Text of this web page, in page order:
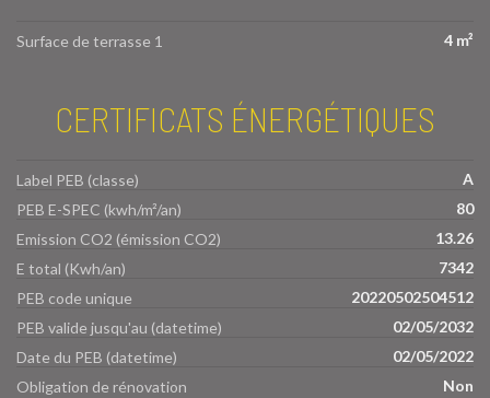
Surface de terrasse 1 4 m²
CERTIFICATS ÉNERGÉTIQUES
Label PEB (classe)
A
PEB E-SPEC (kwh/m²/an)
80
Emission CO2 (émission CO2)
13.26
E total (Kwh/an)
7342
PEB code unique
20220502504512
PEB valide jusqu'au (datetime)
02/05/2032
Date du PEB (datetime)
02/05/2022
Obligation de rénovation
Non